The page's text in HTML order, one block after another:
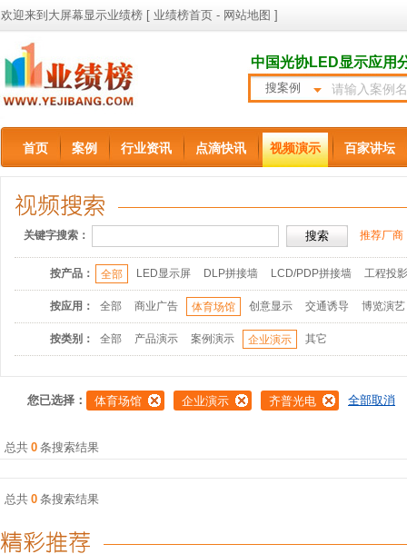
欢迎来到大屏幕显示业绩榜 [ 业绩榜首页 - 网站地图 ]
中国光协LED显示应用
搜案例
首页 案例 行业资讯 点滴快讯 视频演示 百家讲坛
关键字搜索： 推荐厂商
按产品： 全部 LED显示屏 DLP拼接墙 LCD/PDP拼接墙 工程投
按应用： 全部 商业广告 体育场馆 创意显示 交通诱导 博览演艺
按类别： 全部 产品演示 案例演示 企业演示 其它
您已选择： 体育场馆 企业演示 齐普光电 全部取消
总共 0 条搜索结果
总共 0 条搜索结果